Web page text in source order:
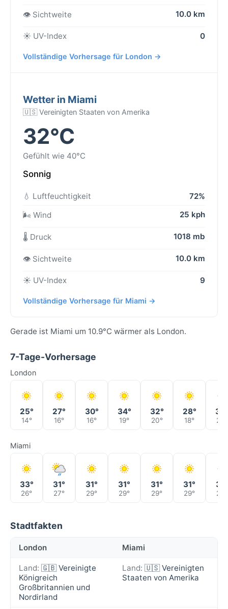
👁️ Sichtweite 10.0 km
☀️ UV-Index 0
Vollständige Vorhersage für London →
Wetter in Miami
🇺🇸 Vereinigten Staaten von Amerika
32°C
Gefühlt wie 40°C
Sonnig
💧 Luftfeuchtigkeit
72%
🌬️ Wind
25 kph
🌡️ Druck 1018 mb
👁️ Sichtweite 10.0 km
☀️ UV-Index 9
Vollständige Vorhersage für Miami →
Gerade ist Miami um 10.9°C wärmer als London.
7-Tage-Vorhersage
London
25°
14°
27°
16°
30°
16°
34°
19°
32°
20°
28°
18° 20°
Miami
33°
26°
31°
27°
31°
29°
31°
29°
31°
29°
31°
29°
31°
29°
Stadtfakten
London Miami
Land: 🇬🇧 Vereinigte
Königreich
Großbritannien und
Nordirland
Land: 🇺🇸 Vereinigten
Staaten von Amerika